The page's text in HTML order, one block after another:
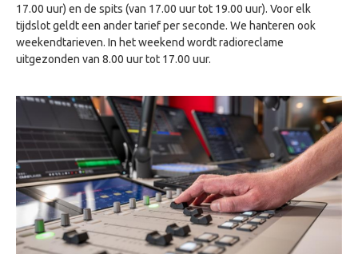
17.00 uur) en de spits (van 17.00 uur tot 19.00 uur). Voor elk
tijdslot geldt een ander tarief per seconde. We hanteren ook
weekendtarieven. In het weekend wordt radioreclame
uitgezonden van 8.00 uur tot 17.00 uur.